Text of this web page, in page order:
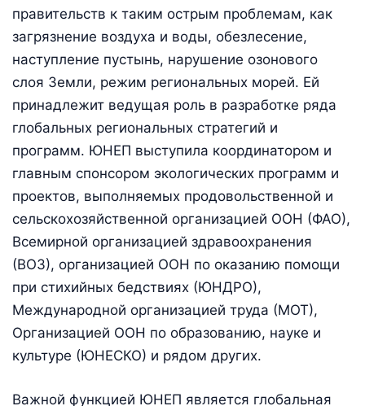
правительств к таким острым проблемам, как
загрязнение воздуха и воды, обезлесение,
наступление пустынь, нарушение озонового
слоя Земли, режим региональных морей. Ей
принадлежит ведущая роль в разработке ряда
глобальных региональных стратегий и
программ. ЮНЕП выступила координатором и
главным спонсором экологических программ и
проектов, выполняемых продовольственной и
сельскохозяйственной организацией ООН (ФАО),
Всемирной организацией здравоохранения
(ВОЗ), организацией ООН по оказанию помощи
при стихийных бедствиях (ЮНДРО),
Международной организацией труда (МОТ),
Организацией ООН по образованию, науке и
культуре (ЮНЕСКО) и рядом других.
Важной функцией ЮНЕП является глобальная